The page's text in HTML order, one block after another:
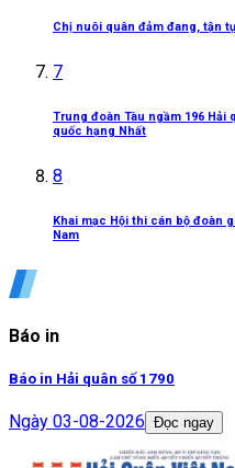
Chị nuôi quân đảm đang, tận
7
Trung đoàn Tàu ngầm 196 Hải
quốc hạng Nhất
8
Khai mạc Hội thi cán bộ đoàn
Nam
Báo in
Báo in Hải quân số 1790
Ngày 03-08-2026 Đọc ngay